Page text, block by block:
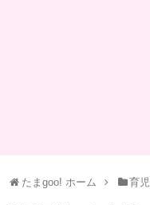
たまgoo! ホーム 育児